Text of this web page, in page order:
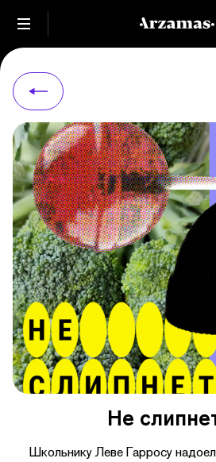
Не
Школьнику Леве Гарросу